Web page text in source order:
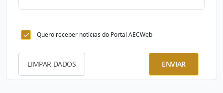
Quero receber notícias do Portal AECWeb
LIMPAR DADOS ENVIAR